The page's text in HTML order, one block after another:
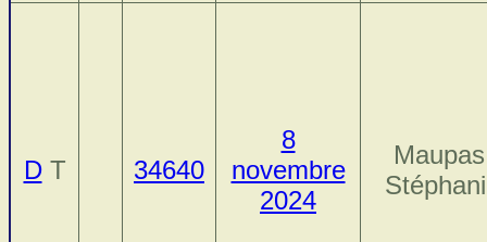
DT 34640
8
novembre
2024